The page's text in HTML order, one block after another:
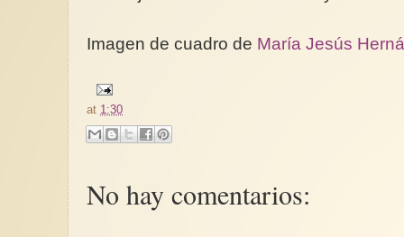
Imagen de cuadro de María Jesús
at 1:30
No hay comentarios: